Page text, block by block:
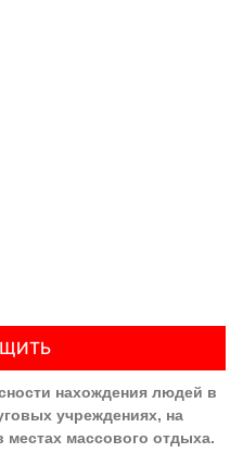
нахождения людей в
учреждениях, на
массового отдыха.